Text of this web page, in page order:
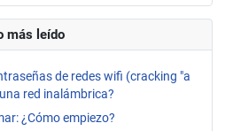
más leído
de redes wifi (cracking "a
red inalámbrica?
¿Cómo empiezo?